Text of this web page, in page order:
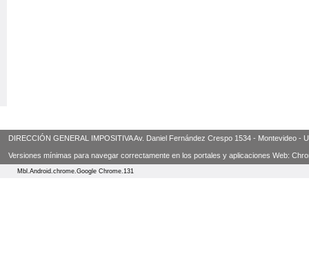
DIRECCIÓN GENERAL IMPOSITIVA Av. Daniel Fernández Crespo 1534 - Montevideo -
Versiones mínimas para navegar correctamente en los portales y aplicaciones Web:
Mbl.Android.chrome.Google Chrome.131